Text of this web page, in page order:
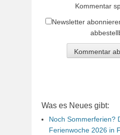
Kommentar
Newsletter
Was es Neues gibt:
Noch Sommerferien?
Ferienwoche 2026 in